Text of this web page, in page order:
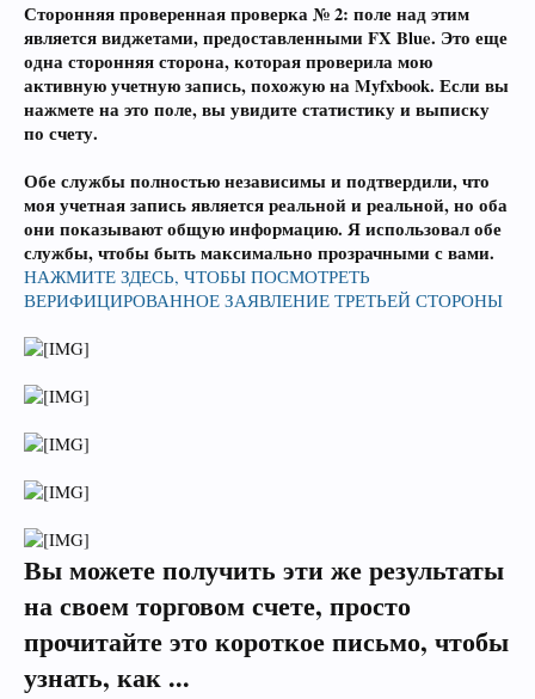
Сторонняя проверенная проверка № 2: поле над этим
является виджетами, предоставленными FX Blue. Это еще
одна сторонняя сторона, которая проверила мою
активную учетную запись, похожую на Myfxbook. Если вы
нажмете на это поле, вы увидите статистику и выписку
по счету.
Обе службы полностью независимы и подтвердили, что
моя учетная запись является реальной и реальной, но оба
они показывают общую информацию. Я использовал обе
службы, чтобы быть максимально прозрачными с вами.
НАЖМИТЕ ЗДЕСЬ, ЧТОБЫ ПОСМОТРЕТЬ
ВЕРИФИЦИРОВАННОЕ ЗАЯВЛЕНИЕ ТРЕТЬЕЙ СТОРОНЫ
Вы можете получить эти же результаты
на своем торговом счете, просто
прочитайте это короткое письмо, чтобы
узнать, как ...